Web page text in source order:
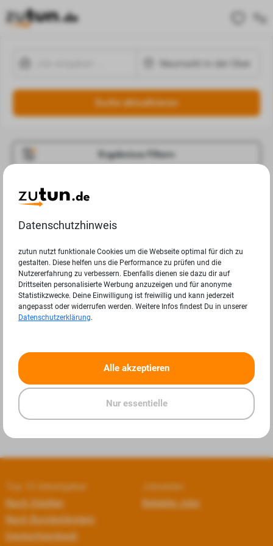
Suche aktualisieren
Ergebnisse Filtern
Jobangebote
leider keine Ergebnisse.
« »
Top 10 Arbeitgeber
Nach Städten
Nach Bundesländern
Deutschlandweit
Jobseiten
Beliebte Jobs
Datenschutzhinweis
zutun nutzt funktionale Cookies um die Webseite optimal für dich zu
gestalten. Diese helfen uns die Performance zu prüfen und die
Nutzererfahrung zu verbessern. Ebenfalls dienen sie dazu dir auf
Drittseiten personalisierte Werbung anzuzeigen und für anonyme
Statistikzwecke. Deine Einwilligung ist freiwillig und kann jederzeit
angepasst oder widerrufen werden. Weitere Infos findest Du in unserer
Datenschutzerklärung.
Alle akzeptieren
Nur essentielle